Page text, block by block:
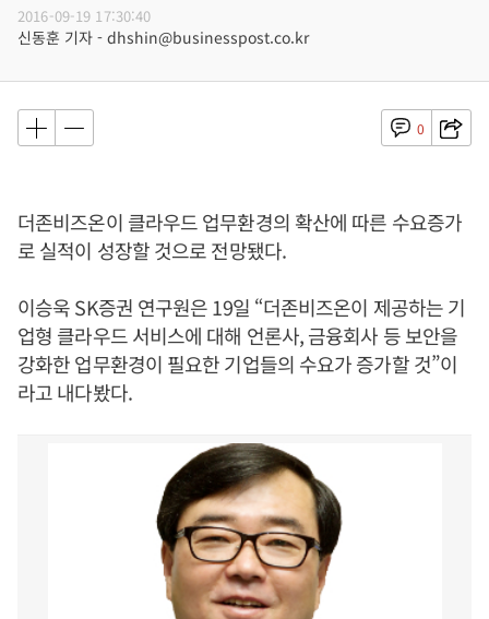
2016-09-19 17:30:40
신동훈 기자 - dhshin@businesspost.co.kr
0
더존비즈온이 클라우드 업무환경의 확산에 따른 수요증가
로 실적이 성장할 것으로 전망됐다.
이승욱 SK증권 연구원은 19일 “더존비즈온이 제공하는 기
업형 클라우드 서비스에 대해 언론사, 금융회사 등 보안을
강화한 업무환경이 필요한 기업들의 수요가 증가할 것”이
라고 내다봤다.